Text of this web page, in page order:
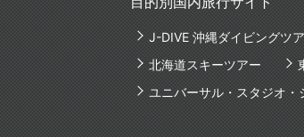
J-DIVE 沖縄ダイビングツ
北海道スキーツアー
ユニバーサル・スタジオ・